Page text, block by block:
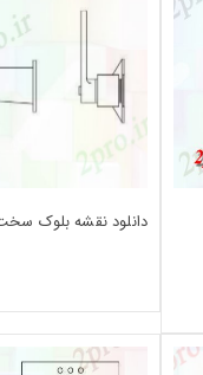
دانلود نقشه بلوک سخت